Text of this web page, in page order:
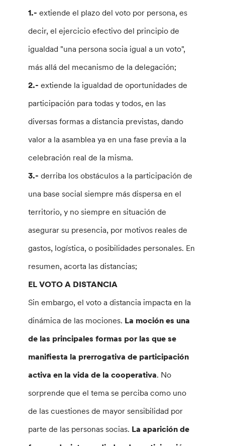
1.- extiende el plazo del voto por persona, es
decir, el ejercicio efectivo del principio de
igualdad "una persona socia igual a un voto",
más allá del mecanismo de la delegación;
2.- extiende la igualdad de oportunidades de
participación para todas y todos, en las
diversas formas a distancia previstas, dando
valor a la asamblea ya en una fase previa a la
celebración real de la misma.
3.- derriba los obstáculos a la participación de
una base social siempre más dispersa en el
territorio, y no siempre en situación de
asegurar su presencia, por motivos reales de
gastos, logística, o posibilidades personales. En
resumen, acorta las distancias;
EL VOTO A DISTANCIA
Sin embargo, el voto a distancia impacta en la
dinámica de las mociones. La moción es una
de las principales formas por las que se
manifiesta la prerrogativa de participación
activa en la vida de la cooperativa. No
sorprende que el tema se perciba como uno
de las cuestiones de mayor sensibilidad por
parte de las personas socias. La aparición de